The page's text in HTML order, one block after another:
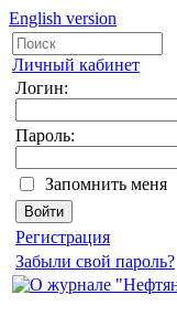
English version
Личный кабинет
Логин:
Пароль:
Запомнить меня
Регистрация
Забыли свой пароль?